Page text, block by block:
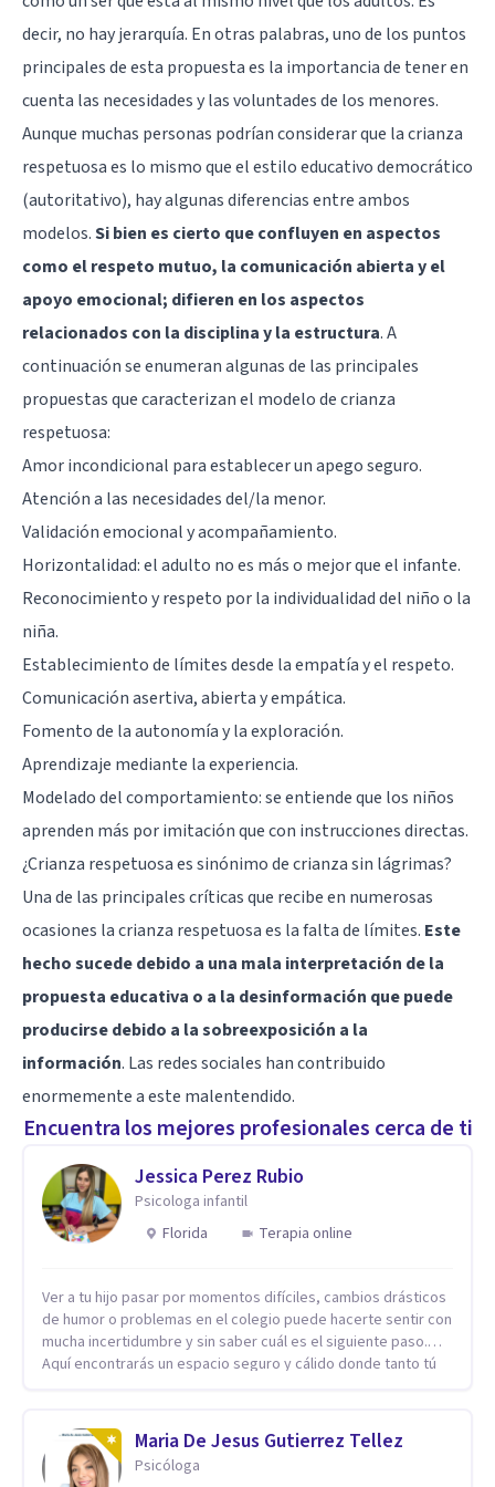
decir, no hay jerarquía. En otras palabras, uno de los puntos
principales de esta propuesta es la importancia de tener en
cuenta las necesidades y las voluntades de los menores.
Aunque muchas personas podrían considerar que la crianza
respetuosa es lo mismo que el estilo educativo democrático
(autoritativo), hay algunas diferencias entre ambos
modelos.Si bien es cierto que confluyen en aspectos
como el respeto mutuo, la comunicación abierta y el
apoyo emocional; difieren en los aspectos
relacionados con la disciplina y la estructura. A
continuación se enumeran algunas de las principales
propuestas que caracterizan el modelo de crianza
respetuosa:
Amor incondicional para establecer un apego seguro.
Atención a las necesidades del/la menor.
Validación emocional y acompañamiento.
Horizontalidad: el adulto no es más o mejor que el infante.
Reconocimiento y respeto por la individualidad del niño o la
niña.
Establecimiento de límites desde la empatía y el respeto.
Comunicación asertiva, abierta y empática.
Fomento de la autonomía y la exploración.
Aprendizaje mediante la experiencia.
Modelado del comportamiento: se entiende que los niños
aprenden más por imitación que con instrucciones directas.
¿Crianza respetuosa es sinónimo de crianza sin lágrimas?
Una de las principales críticas que recibe en numerosas
ocasiones la crianza respetuosa es la falta de límites. Este
hecho sucede debido a una mala interpretación de la
propuesta educativa o a la desinformación que puede
producirse debido a la sobreexposición a la
información. Las redes sociales han contribuido
enormemente a este malentendido.
Encuentra los mejores profesionales cerca de ti
Jessica Perez Rubio
Psicologa infantil
Florida
Terapia online
Ver a tu hijo pasar por momentos difíciles, cambios drásticos
de humor o problemas en el colegio puede hacerte sentir con
mucha incertidumbre y sin saber cuál es el siguiente paso.
Aquí encontrarás un espacio seguro y cálido donde tanto tú
casa. Me especializo en guiar a familias a través de
herramientas prácticas y dinámicas adaptadas a la edad de
cada menor, dejando de lado las etiquetas y los tecnicismos.
Maria De Jesus Gutierrez Tellez
Psicóloga